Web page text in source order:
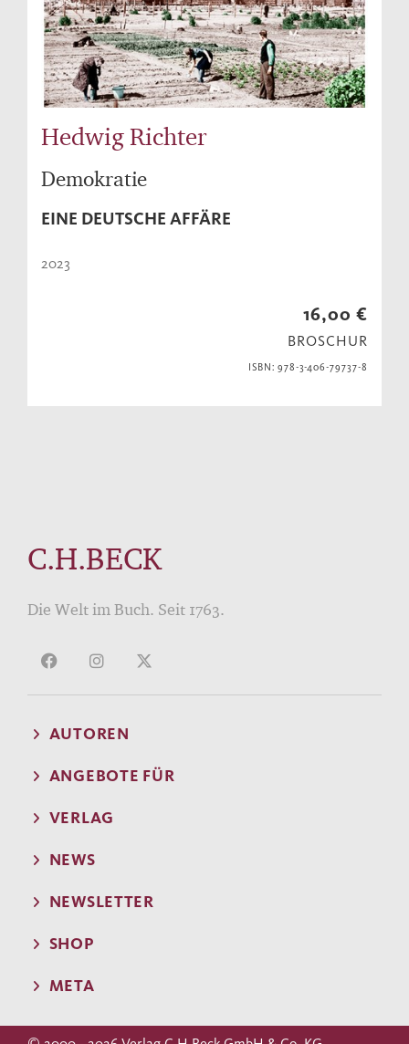
Hedwig Richter
Demokratie
EINE DEUTSCHE AFFÄRE
2023
16,00 €
BROSCHUR
ISBN: 978-3-406-79737-8
C.H.BECK
Die Welt im Buch. Seit 1763.
AUTOREN
ANGEBOTE FÜR
VERLAG
NEWS
NEWSLETTER
SHOP
META